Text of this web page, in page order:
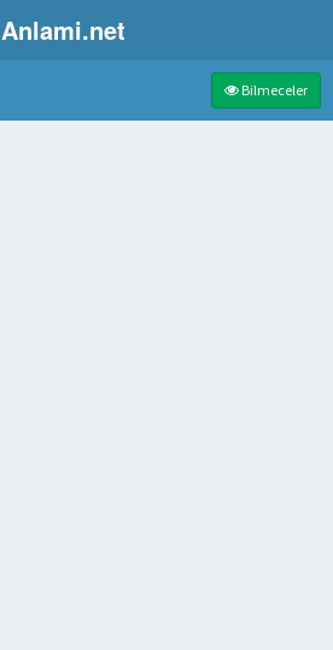
Anlami.net
Bilmeceler